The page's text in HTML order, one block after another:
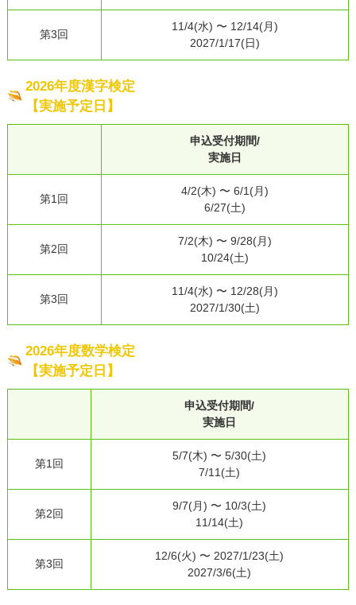
第3回
11/4(⽔) 〜 12/14(⽉)
2027/1/17(日)
2026年度漢字検定
【実施予定日】
申込受付期間/
実施日
第1回
4/2(⽊) 〜 6/1(⽉)
6/27(⼟)
第2回
7/2(⽊) 〜 9/28(⽉)
10/24(⼟)
第3回
11/4(⽔) 〜 12/28(⽉)
2027/1/30(⼟)
2026年度数学検定
【実施予定日】
申込受付期間/
実施日
第1回
5/7(⽊) 〜 5/30(⼟)
7/11(⼟)
第2回
9/7(⽉) 〜 10/3(⼟)
11/14(⼟)
第3回
12/6(⽕) 〜 2027/1/23(⼟)
2027/3/6(⼟)